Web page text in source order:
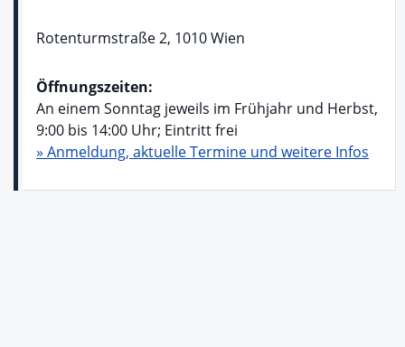
Rotenturmstraße 2, 1010 Wien
Öffnungszeiten:
An einem Sonntag jeweils im Frühjahr und Herbst,
9:00 bis 14:00 Uhr; Eintritt frei
» Anmeldung, aktuelle Termine und weitere Infos